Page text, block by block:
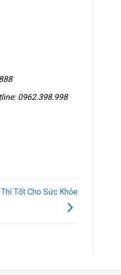
0962.398.998
Tốt Cho Sức Khỏe